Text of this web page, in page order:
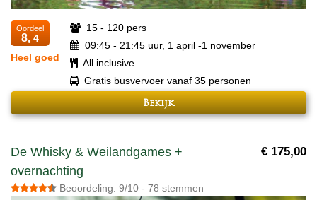
Oordeel
8, 4
Heel goed
15 - 120 pers
09:45 - 21:45 uur, 1 april -1 november
All inclusive
Gratis busvervoer vanaf 35 personen
Bekijk
De Whisky & Weilandgames +
overnachting
€ 175,00
Beoordeling: 9/10 - 78 stemmen